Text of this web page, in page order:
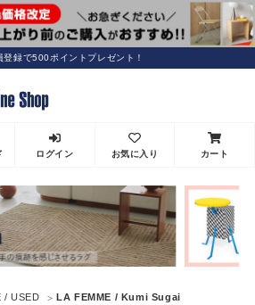
登録で500ポイントプレゼント！
ログイン お気に入り カート
/ USED LA FEMME / Kumi Sugai